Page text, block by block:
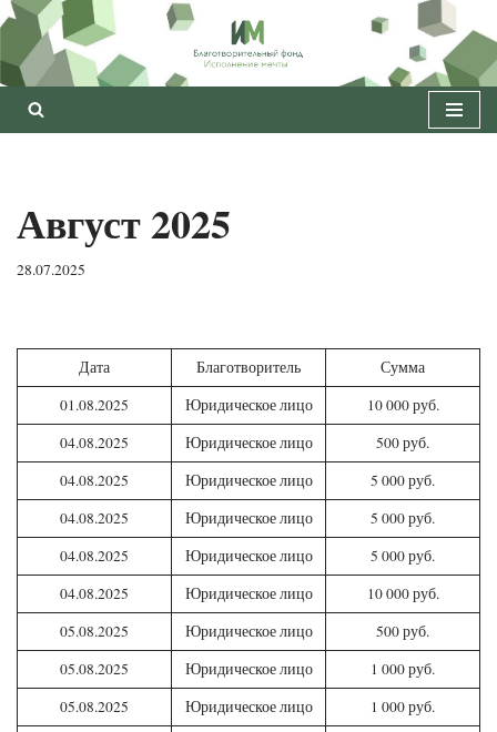
Перейти
к
содержимому
Август 2025
28.07.2025
Дата Благотворитель
Сумма
01.08.2025
Юридическое лицо
10 000 руб.
04.08.2025
Юридическое лицо
500 руб.
04.08.2025
Юридическое лицо
5 000 руб.
04.08.2025
Юридическое лицо
5 000 руб.
04.08.2025
Юридическое лицо
5 000 руб.
04.08.2025
Юридическое лицо
10 000 руб.
05.08.2025
Юридическое лицо
500 руб.
05.08.2025
Юридическое лицо
1 000 руб.
05.08.2025
Юридическое лицо
1 000 руб.